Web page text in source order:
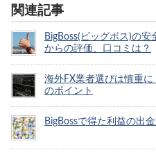
関連記事
BigBoss(ビッグボス)の
からの評価、口コミは？
海外FX業者選びは慎重
のポイント
BigBossで得た利益の出